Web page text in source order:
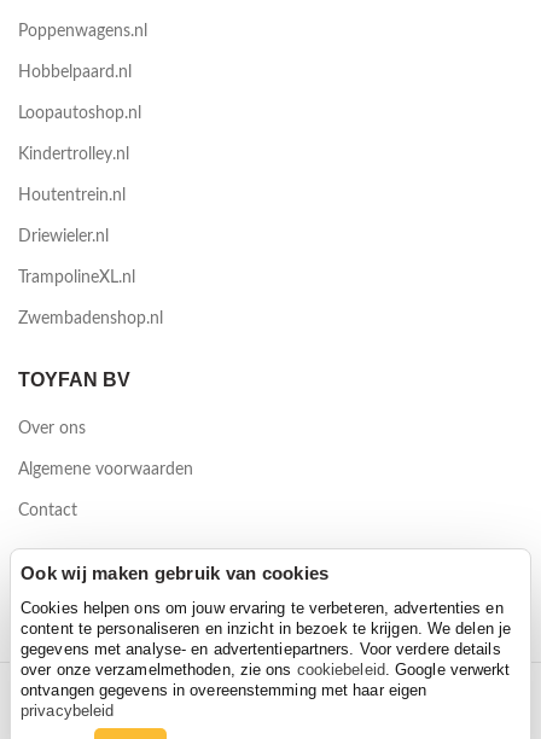
Poppenwagens.nl
Hobbelpaard.nl
Loopautoshop.nl
Kindertrolley.nl
Houtentrein.nl
Driewieler.nl
TrampolineXL.nl
Zwembadenshop.nl
TOYFAN BV
Over ons
Algemene voorwaarden
Contact
Waterwinweg 9
Ook wij maken gebruik van cookies
Cookies helpen ons om jouw ervaring te verbeteren, advertenties en
content te personaliseren en inzicht in bezoek te krijgen. We delen je
gegevens met analyse- en advertentiepartners. Voor verdere details
over onze verzamelmethoden, zie ons cookiebeleid. Google verwerkt
ontvangen gegevens in overeenstemming met haar eigen
privacybeleid